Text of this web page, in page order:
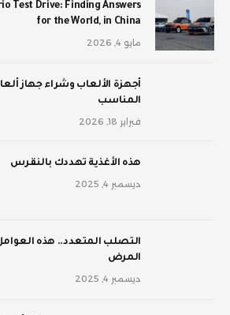
Test Drive: Finding Answers
for the World, in China
مايو 4, 2026
أجهزة الألعاب وشراء جهاز
المناسب
فبراير 18, 2026
‫هذه الأغذية تهددك بالنقرس
ديسمبر 4, 2025
‫التصلب المتعدد.. هذه
المرض
ديسمبر 4, 2025